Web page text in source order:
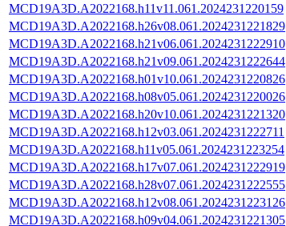
MCD19A3D.A2022168.h11v11.061.2024231220159
MCD19A3D.A2022168.h26v08.061.2024231221829
MCD19A3D.A2022168.h21v06.061.2024231222910
MCD19A3D.A2022168.h21v09.061.2024231222644
MCD19A3D.A2022168.h01v10.061.2024231220826
MCD19A3D.A2022168.h08v05.061.2024231220026
MCD19A3D.A2022168.h20v10.061.2024231221320
MCD19A3D.A2022168.h12v03.061.2024231222711
MCD19A3D.A2022168.h11v05.061.2024231223254
MCD19A3D.A2022168.h17v07.061.2024231222919
MCD19A3D.A2022168.h28v07.061.2024231222555
MCD19A3D.A2022168.h12v08.061.2024231223126
MCD19A3D.A2022168.h09v04.061.2024231221305